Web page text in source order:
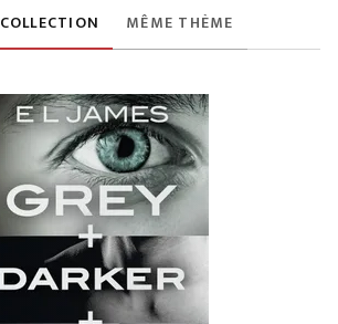
MÊME THÈME